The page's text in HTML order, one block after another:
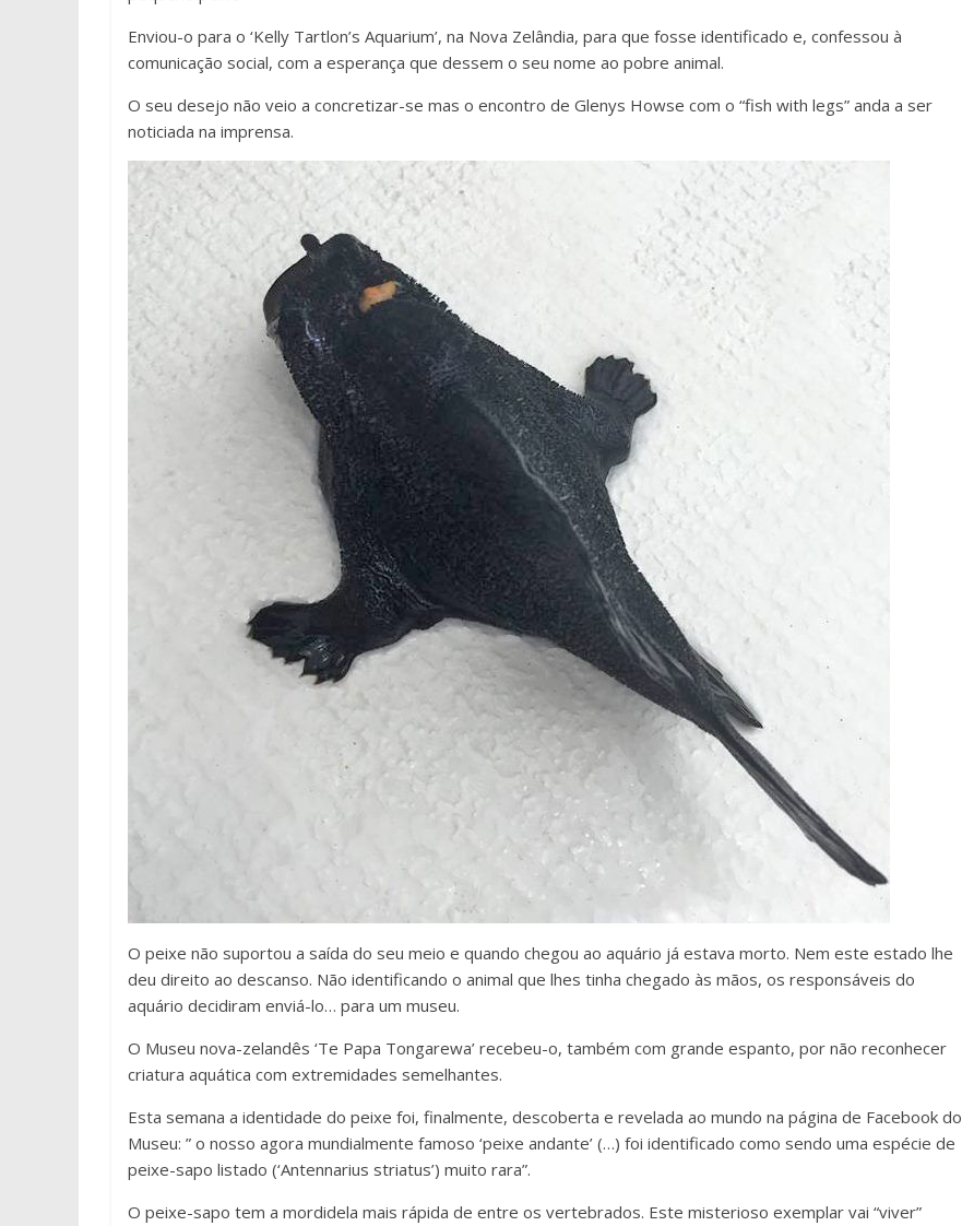
Enviou-o para o ‘Kelly Tartlon’s Aquarium’, na Nova Zelândia, para que fosse identificado e, confessou à
comunicação social, com a esperança que dessem o seu nome ao pobre animal.
O seu desejo não veio a concretizar-se mas o encontro de Glenys Howse com o “fish with legs” anda a ser
noticiada na imprensa.
O peixe não suportou a saída do seu meio e quando chegou ao aquário já estava morto. Nem este estado lhe
deu direito ao descanso. Não identificando o animal que lhes tinha chegado às mãos, os responsáveis do
aquário decidiram enviá-lo… para um museu.
O Museu nova-zelandês ‘Te Papa Tongarewa’ recebeu-o, também com grande espanto, por não reconhecer
criatura aquática com extremidades semelhantes.
Esta semana a identidade do peixe foi, finalmente, descoberta e revelada ao mundo na página de Facebook do
Museu: ” o nosso agora mundialmente famoso ‘peixe andante’ (…) foi identificado como sendo uma espécie de
peixe-sapo listado (‘Antennarius striatus’) muito rara”.
O peixe-sapo tem a mordidela mais rápida de entre os vertebrados. Este misterioso exemplar vai “viver”